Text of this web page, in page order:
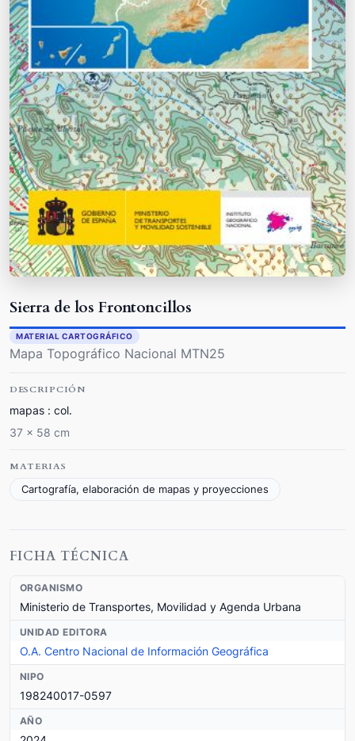
Sierra de los Frontoncillos
MATERIAL CARTOGRÁFICO
Mapa Topográfico Nacional MTN25
DESCRIPCIÓN
mapas : col.
37 x 58 cm
MATERIAS
Cartografía, elaboración de mapas y proyecciones
FICHA TÉCNICA
ORGANISMO
Ministerio de Transportes, Movilidad y Agenda Urbana
UNIDAD EDITORA
O.A. Centro Nacional de Información Geográfica
NIPO
198240017-0597
AÑO